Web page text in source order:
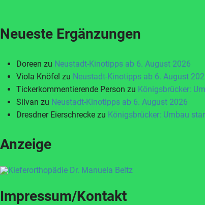
Neueste Ergänzungen
Doreen zu Neustadt-Kinotipps ab 6. August 2026
Viola Knöfel zu Neustadt-Kinotipps ab 6. August
Tickerkommentierende Person zu Königsbrücker:
Silvan zu Neustadt-Kinotipps ab 6. August 2026
Dresdner Eierschrecke zu Königsbrücker: Umbau
Anzeige
Impressum/Kontakt